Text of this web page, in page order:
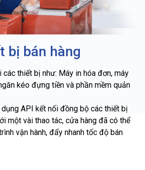
bị bán hàng
các thiết bị như: Máy in hóa đơn, máy
kéo đựng tiền và phần mềm quản
API kết nối đồng bộ các thiết bị
một vài thao tác, cửa hàng đã có thể
vận hành, đẩy nhanh tốc độ bán